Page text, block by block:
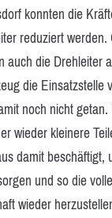
konnten die
reduziert
auch die Drehleiter
die Einsatzstelle
noch nicht
wieder kleinere
damit beschäftigt,
und so die volle
wieder